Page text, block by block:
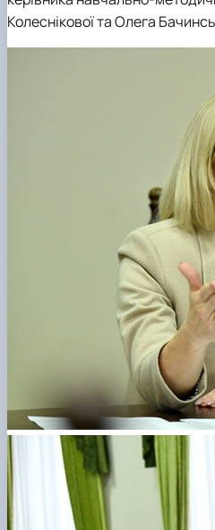
КолесніковоїтаОлега